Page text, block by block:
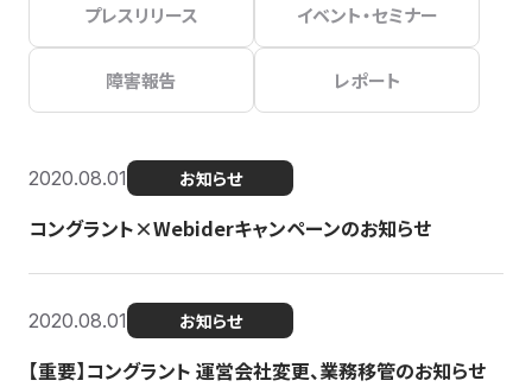
プレスリリース イベント・セミナー
障害報告 レポート
2020.08.01 お知らせ
コングラント×Webiderキャンペーンのお知らせ
2020.08.01 お知らせ
【重要】コングラント 運営会社変更、業務移管のお知らせ